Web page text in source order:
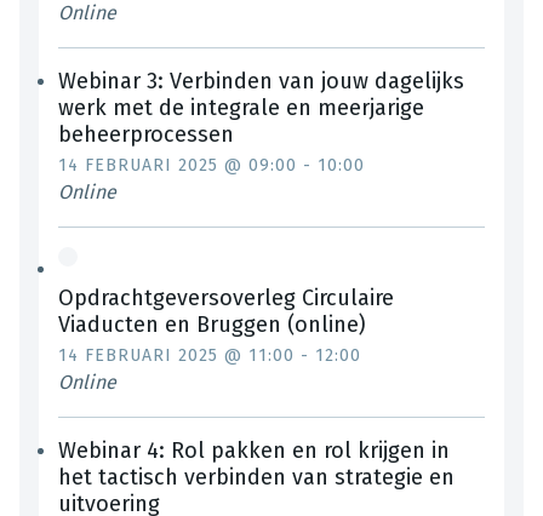
Online
Webinar 3: Verbinden van jouw dagelijks
werk met de integrale en meerjarige
beheerprocessen
14 FEBRUARI 2025 @ 09:00 - 10:00
Online
Opdrachtgeversoverleg Circulaire
Viaducten en Bruggen (online)
14 FEBRUARI 2025 @ 11:00 - 12:00
Online
Webinar 4: Rol pakken en rol krijgen in
het tactisch verbinden van strategie en
uitvoering